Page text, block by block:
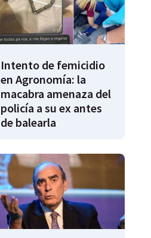
Intento de femicidio
en Agronomía: la
macabra amenaza del
policía a su ex antes
de balearla